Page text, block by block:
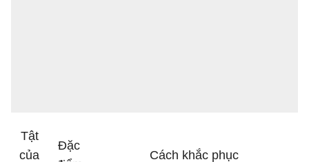
Tật
của
Đặc
Cách khắc phục